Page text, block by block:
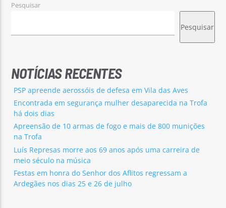
Pesquisar
Pesquisar
NOTÍCIAS RECENTES
PSP apreende aerossóis de defesa em Vila das Aves
Encontrada em segurança mulher desaparecida na Trofa
há dois dias
Apreensão de 10 armas de fogo e mais de 800 munições
na Trofa
Luís Represas morre aos 69 anos após uma carreira de
meio século na música
Festas em honra do Senhor dos Aflitos regressam a
Ardegães nos dias 25 e 26 de julho